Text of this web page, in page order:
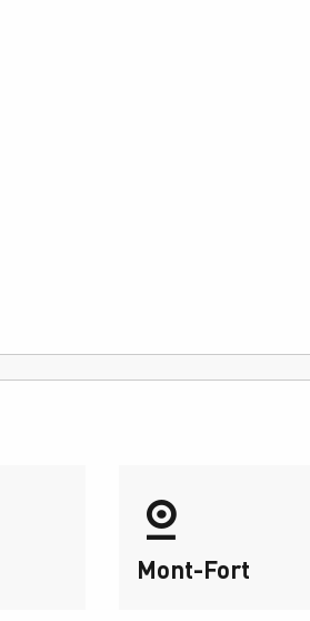
Mont-Fort